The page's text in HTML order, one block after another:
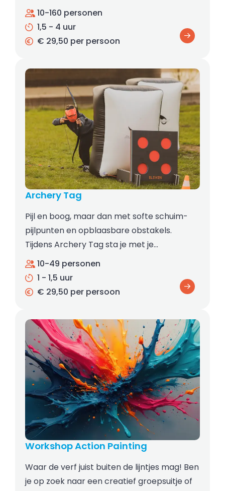
10-160 personen
1,5 - 4 uur
€ 29,50 per persoon
Archery Tag
Pijl en boog, maar dan met softe schuim-
pijlpunten en opblaasbare obstakels.
Tijdens Archery Tag sta je met je…
10-49 personen
1 - 1,5 uur
€ 29,50 per persoon
Workshop Action Painting
Waar de verf juist buiten de lijntjes mag! Ben
je op zoek naar een creatief groepsuitje of